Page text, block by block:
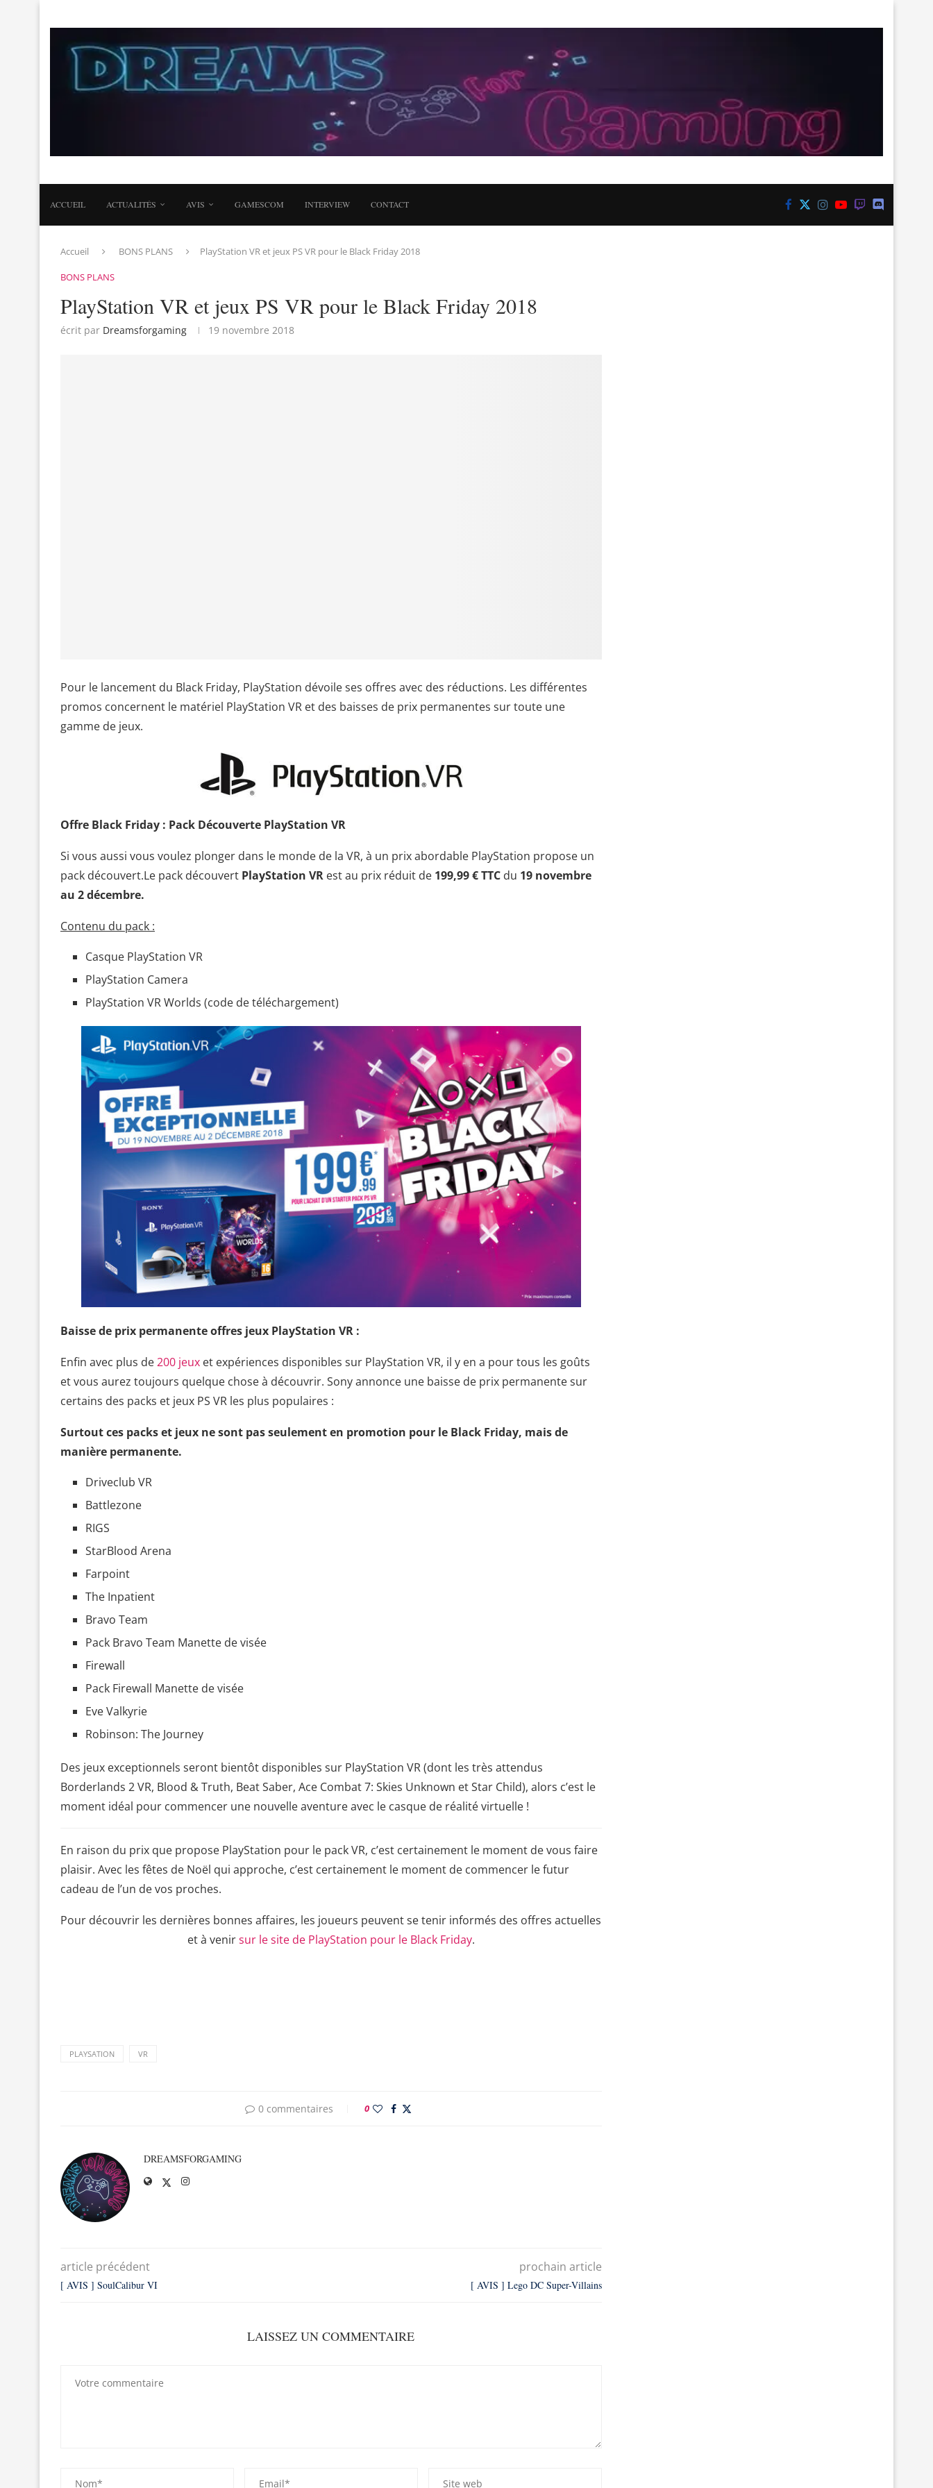
ACCUEIL ACTUALITÉS AVIS GAMESCOM INTERVIEW CONTACT
Accueil BONS PLANS PlayStation VR et jeux PS VR pour le Black Friday 2018
BONS PLANS
PlayStation VR et jeux PS VR pour le Black Friday 2018
écrit par Dreamsforgaming 19 novembre 2018
Pour le lancement du Black Friday, PlayStation dévoile ses offres avec des réductions. Les différentes
promos concernent le matériel PlayStation VR et des baisses de prix permanentes sur toute une
gamme de jeux.
Offre Black Friday : Pack Découverte PlayStation VR
Si vous aussi vous voulez plonger dans le monde de la VR, à un prix abordable PlayStation propose un
pack découvert.Le pack découvert PlayStation VR est au prix réduit de 199,99 € TTC du 19 novembre
au 2 décembre.
Contenu du pack :
Casque PlayStation VR
PlayStation Camera
PlayStation VR Worlds (code de téléchargement)
Baisse de prix permanente offres jeux PlayStation VR :
Enfin avec plus de200 jeux et expériences disponibles sur PlayStation VR, il y en a pour tous les goûts
et vous aurez toujours quelque chose à découvrir. Sony annonce une baisse de prix permanente sur
certains des packs et jeux PS VR les plus populaires :
Surtout ces packs et jeux ne sont pas seulement en promotion pour le Black Friday, mais de
manière permanente.
Driveclub VR
Battlezone
RIGS
StarBlood Arena
Farpoint
The Inpatient
Bravo Team
Pack Bravo Team Manette de visée
Firewall
Pack Firewall Manette de visée
Eve Valkyrie
Robinson: The Journey
Des jeux exceptionnels seront bientôt disponibles sur PlayStation VR (dont les très attendus
Borderlands 2 VR, Blood & Truth, Beat Saber, Ace Combat 7: Skies Unknown et Star Child), alors c’est le
moment idéal pour commencer une nouvelle aventure avec le casque de réalité virtuelle !
En raison du prix que propose PlayStation pour le pack VR, c’est certainement le moment de vous faire
plaisir. Avec les fêtes de Noël qui approche, c’est certainement le moment de commencer le futur
cadeau de l’un de vos proches.
Pour découvrir les dernières bonnes affaires, les joueurs peuvent se tenir informés des offres actuelles
et à venirsur le site de PlayStation pour le Black Friday.
PLAYSATION VR
0 commentaires 0
DREAMSFORGAMING
article précédent
[ AVIS ] SoulCalibur VI
prochain article
[ AVIS ] Lego DC Super-Villains
LAISSEZ UN COMMENTAIRE